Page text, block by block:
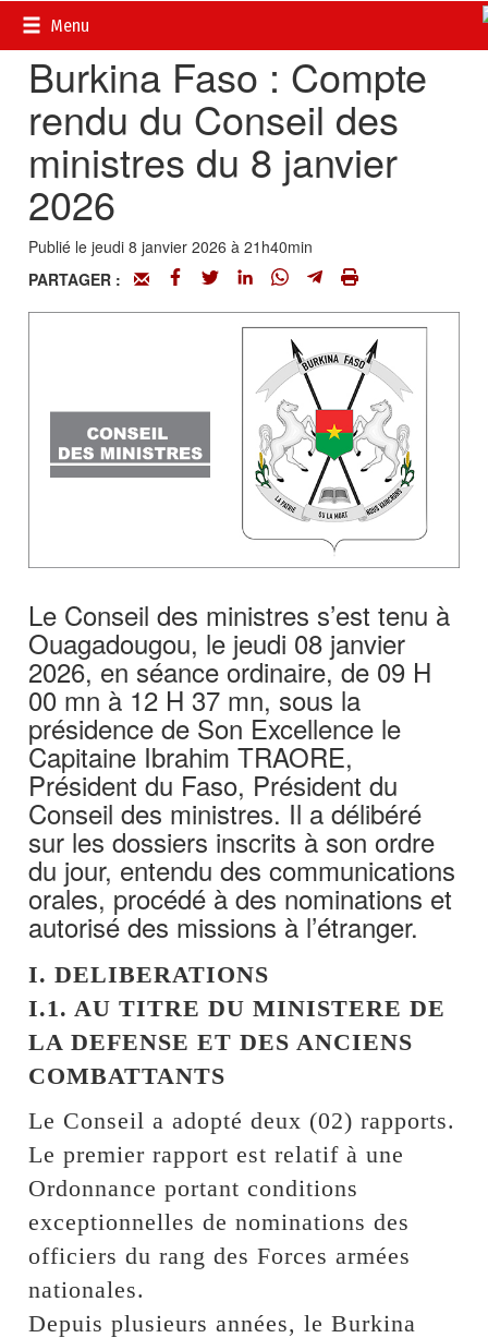
Menu
Accueil>
Burkina Faso : Compte
rendu du Conseil des
ministres du 8 janvier
2026
Publié le jeudi 8 janvier 2026 à 21h40min
PARTAGER :
Le Conseil des ministres s’est tenu à
Ouagadougou, le jeudi 08 janvier
2026, en séance ordinaire, de 09 H
00 mn à 12 H 37 mn, sous la
présidence de Son Excellence le
Capitaine Ibrahim TRAORE,
Président du Faso, Président du
Conseil des ministres. Il a délibéré
sur les dossiers inscrits à son ordre
du jour, entendu des communications
orales, procédé à des nominations et
autorisé des missions à l’étranger.
I. DELIBERATIONS
I.1. AU TITRE DU MINISTERE DE
LA DEFENSE ET DES ANCIENS
COMBATTANTS
Le Conseil a adopté deux (02) rapports.
Le premier rapport est relatif à une
Ordonnance portant conditions
exceptionnelles de nominations des
officiers du rang des Forces armées
nationales.
Depuis plusieurs années, le Burkina